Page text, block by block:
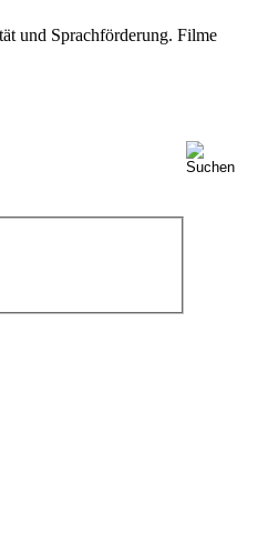
und Sprachförderung. Filme